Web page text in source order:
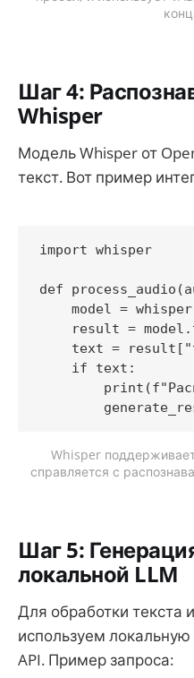
Шаг 4:
Whisper
Модель Whisper от
текст. Вот пример
import whisper
def
model =
result =
text =
    if text:
Whisper
справляется с
Шаг 5:
локальной LLM
Для обработки текста
используем
API. Пример запроса: